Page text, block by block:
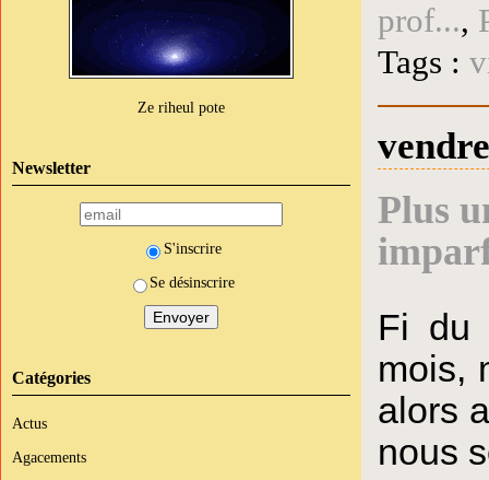
Ze riheul pote
Newsletter
S'inscrire
Se désinscrire
Catégories
Actus
Agacements
prof...,
Tags :
Plus
Fi du
mois,
alors
nous